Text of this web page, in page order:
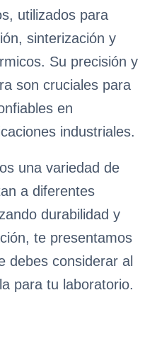
utilizados para
sinterización y
Su precisión y
son cruciales para
en
industriales.
una variedad de
a diferentes
durabilidad y
te presentamos
debes considerar al
para tu laboratorio.